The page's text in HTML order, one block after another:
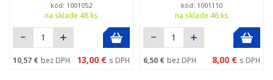
kód: 1001052
na sklade 48 ks
10,57 € bez DPH 13,00 € s DPH
kód: 1001110
na sklade 46 ks
6,50 € bez DPH 8,00 € s DPH